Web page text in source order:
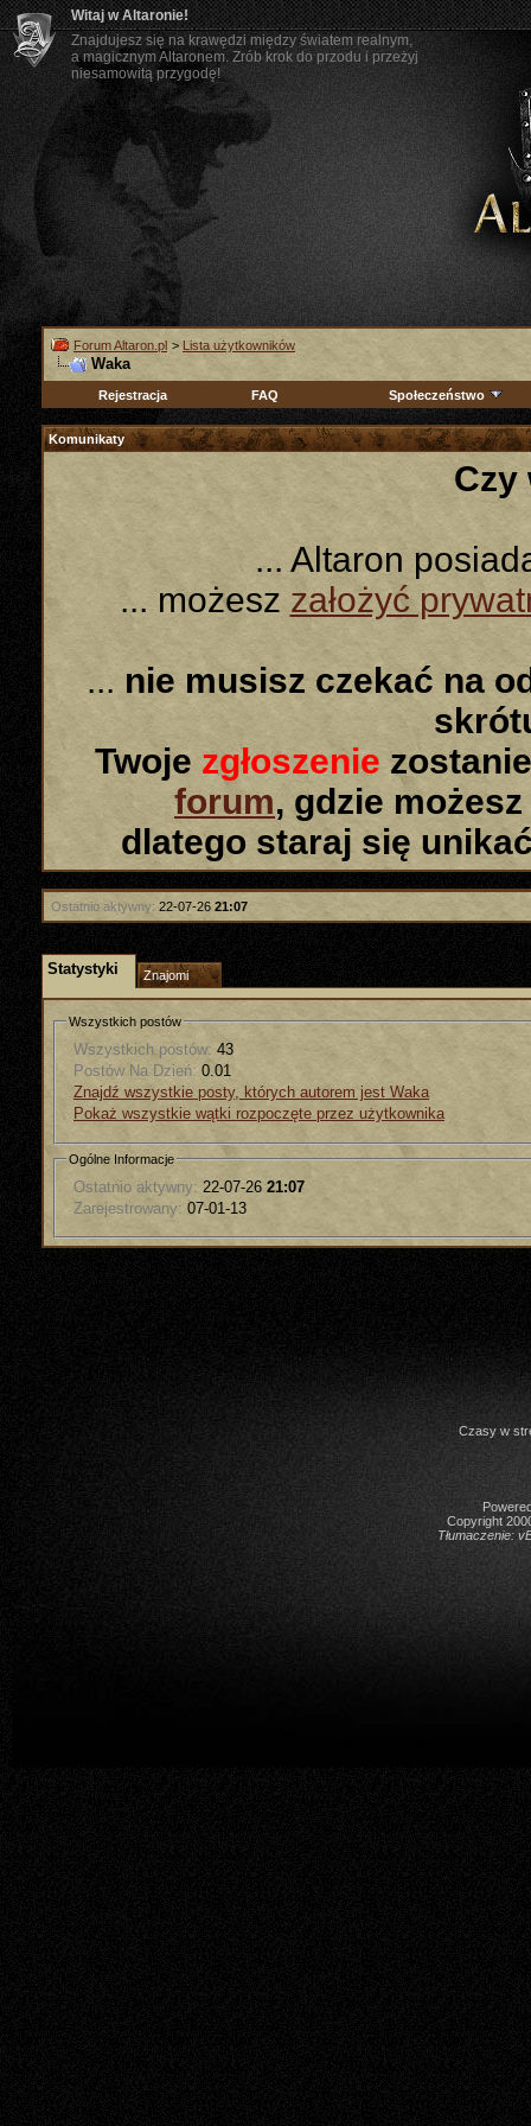
Witaj w Altaronie!
Znajdujesz się na krawędzi między światem realnym,
a magicznym Altaronem. Zrób krok do przodu i przeżyj
niesamowitą przygodę!
Forum Altaron.pl > Lista użytkowników
Waka
Rejestracja FAQ Społeczeństwo
Komunikaty
Czy
... Altaron
... możeszzałożyć
... nie musisz czekać na
Twoje zgłoszenie
forum, gdzie
dlatego staraj się
Ostatnio aktywny: 22-07-26 21:07
Statystyki Znajomi
Wszystkich postów
Wszystkich postów: 43
Postów Na Dzień: 0.01
Znajdź wszystkie posty, których autorem jest Waka
Pokaż wszystkie wątki rozpoczęte przez użytkownika
Ogólne Informacje
Ostatnio aktywny: 22-07-26 21:07
Zarejestrowany: 07-01-13
Czasy w
Copyright
Tłumaczenie: